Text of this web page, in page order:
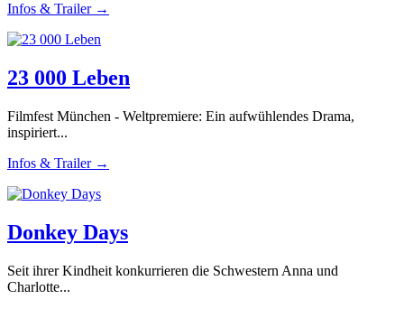
Infos & Trailer →
23 000 Leben
Filmfest München - Weltpremiere: Ein aufwühlendes Drama,
inspiriert...
Infos & Trailer →
Donkey Days
Seit ihrer Kindheit konkurrieren die Schwestern Anna und
Charlotte...